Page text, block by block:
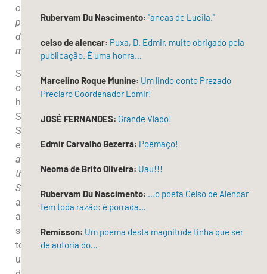
o
protagonista
dessa
mudança .
Segundo
o
historiador
Steven
Starker,
em
Oracle
at
the
Supermarket
(1989),
a
autoajuda
se
tornou
uma
Rubervam Du Nascimento: "ancas de Lucila."
celso de alencar: Puxa, D. Edmir, muito obrigado pela
publicação. É uma honra…
Marcelino Roque Munine: Um lindo conto Prezado
Preclaro Coordenador Edmir!
JOSÉ FERNANDES: Grande Vlado!
Edmir Carvalho Bezerra: Poemaço!
Neoma de Brito Oliveira: Uau!!!
Rubervam Du Nascimento: ...o poeta Celso de Alencar
tem toda razão: é porrada…
Remisson: Um poema desta magnitude tinha que ser
de autoria do…